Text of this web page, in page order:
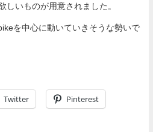
しいものが用意されました。
を中心に動いていきそうな勢いで
Twitter Pinterest